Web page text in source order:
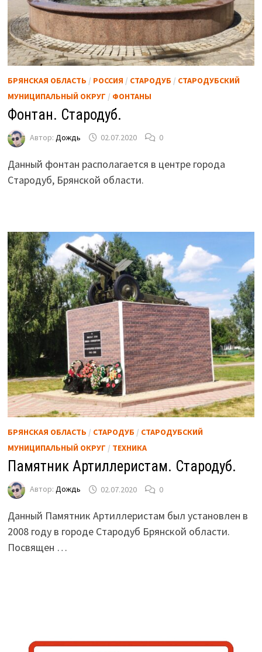
БРЯНСКАЯ ОБЛАСТЬ / РОССИЯ / СТАРОДУБ / СТАРОДУБСКИЙ
МУНИЦИПАЛЬНЫЙ ОКРУГ / ФОНТАНЫ
Фонтан. Стародуб.
Автор: Дождь 02.07.2020 0
Данный фонтан располагается в центре города
Стародуб, Брянской области.
БРЯНСКАЯ ОБЛАСТЬ / СТАРОДУБ / СТАРОДУБСКИЙ
МУНИЦИПАЛЬНЫЙ ОКРУГ / ТЕХНИКА
Памятник Артиллеристам. Стародуб.
Автор: Дождь 02.07.2020 0
Данный Памятник Артиллеристам был установлен в
2008 году в городе Стародуб Брянской области.
Посвящен …